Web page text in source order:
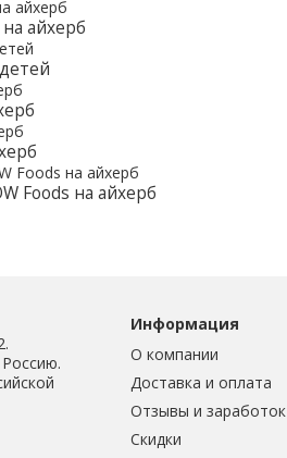
айхерб
Foods на айхерб
Информация
О компании
Доставка и оплата
Отзывы и заработок
Скидки